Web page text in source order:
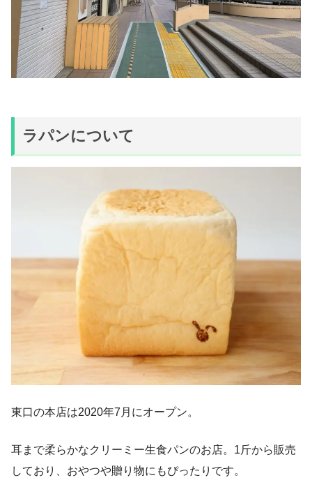
ラパンについて
東口の本店は2020年7月にオープン。
耳まで柔らかなクリーミー生食パンのお店。1斤から販売
しており、おやつや贈り物にもぴったりです。